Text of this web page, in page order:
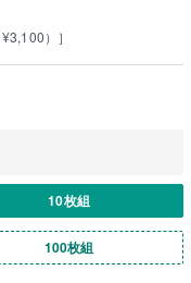
）］
10枚組
100枚組